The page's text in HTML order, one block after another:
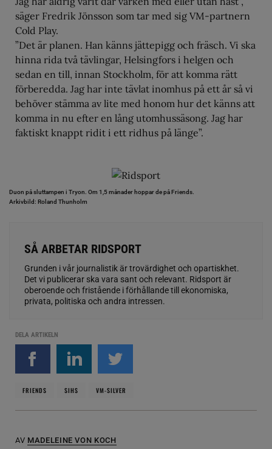
säger Fredrik Jönsson som tar med sig VM-partnern
Cold Play.
”Det är planen. Han känns jättepigg och fräsch. Vi ska
hinna rida två tävlingar, Helsingfors i helgen och
sedan en till, innan Stockholm, för att komma rätt
förberedda. Jag har inte tävlat inomhus på ett år så vi
behöver stämma av lite med honom hur det känns att
komma in nu efter en lång utomhussäsong. Jag har
faktiskt knappt ridit i ett ridhus på länge”.
Duon på sluttampen i Tryon. Om 1,5 månader hoppar de på Friends.
Arkivbild: Roland Thunholm
SÅ ARBETAR RIDSPORT
Grunden i vår journalistik är trovärdighet och opartiskhet.
Det vi publicerar ska vara sant och relevant. Ridsport är
oberoende och fristående i förhållande till ekonomiska,
privata, politiska och andra intressen.
DELA ARTIKELN
FRIENDS SIHS VM-SILVER
AV MADELEINE VON KOCH